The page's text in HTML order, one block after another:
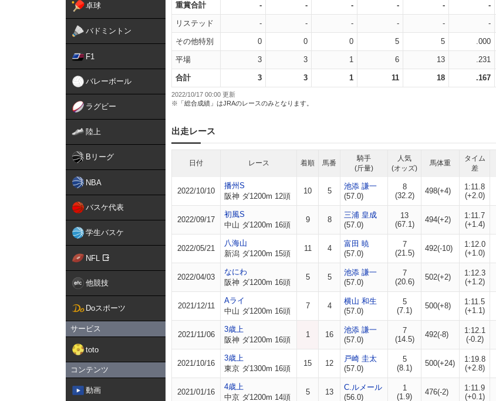
卓球
バドミントン
F1
バレーボール
ラグビー
陸上
Bリーグ
NBA
バスケ代表
学生バスケ
NFL
他競技
Doスポーツ
サービス
toto
コンテンツ
動画
重賞合計 - - - - - -
リステッド - - - - - -
その他特別 0 0 0 5 5 .000
平場 3 3 1 6 13 .231
合計 3 3 1 11 18 .167
2022/10/17 00:00 更新
※「総合成績」はJRAのレースのみとなります。
出走レース
日付 レース 着順 馬番
騎手
(斤量)
人気
(オッズ)
馬体重
タイム
差
2022/10/10
播州S
阪神 ダ1200m 12頭
10 5
池添 謙一
(57.0)
8
(32.2)
498(+4)
1:11.8
(+2.0)
2022/09/17
初風S
中山 ダ1200m 16頭
9 8
三浦 皇成
(57.0)
13
(67.1)
494(+2)
1:11.7
(+1.4)
2022/05/21
八海山
新潟 ダ1200m 15頭
11 4
富田 暁
(57.0)
7
(21.5)
492(-10)
1:12.0
(+1.0)
2022/04/03
なにわ
阪神 ダ1200m 16頭
5 5
池添 謙一
(57.0)
7
(20.6)
502(+2)
1:12.3
(+1.2)
2021/12/11
Aライ
中山 ダ1200m 16頭
7 4
横山 和生
(57.0)
5
(7.1)
500(+8)
1:11.5
(+1.1)
2021/11/06
3歳上
阪神 ダ1200m 16頭
1 16
池添 謙一
(57.0)
7
(14.5)
492(-8)
1:12.1
(-0.2)
2021/10/16
3歳上
東京 ダ1300m 16頭
15 12
戸崎 圭太
(57.0)
5
(8.1)
500(+24)
1:19.8
(+2.8)
2021/01/16
4歳上
中京 ダ1200m 14頭
5 13
C.ルメール
(56.0)
1
(1.9)
476(-2)
1:11.9
(+0.1)